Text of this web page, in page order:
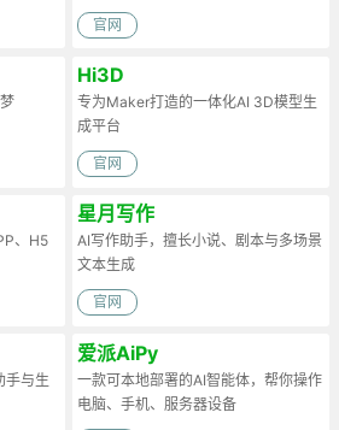
官网
Hi3D
专为Maker打造的一体化AI 3D模型生
成平台
官网
、H5
星月写作
AI写作助手，擅长小说、剧本与多场景
文本生成
官网
手与生
爱派AiPy
一款可本地部署的AI智能体，帮你操作
电脑、手机、服务器设备